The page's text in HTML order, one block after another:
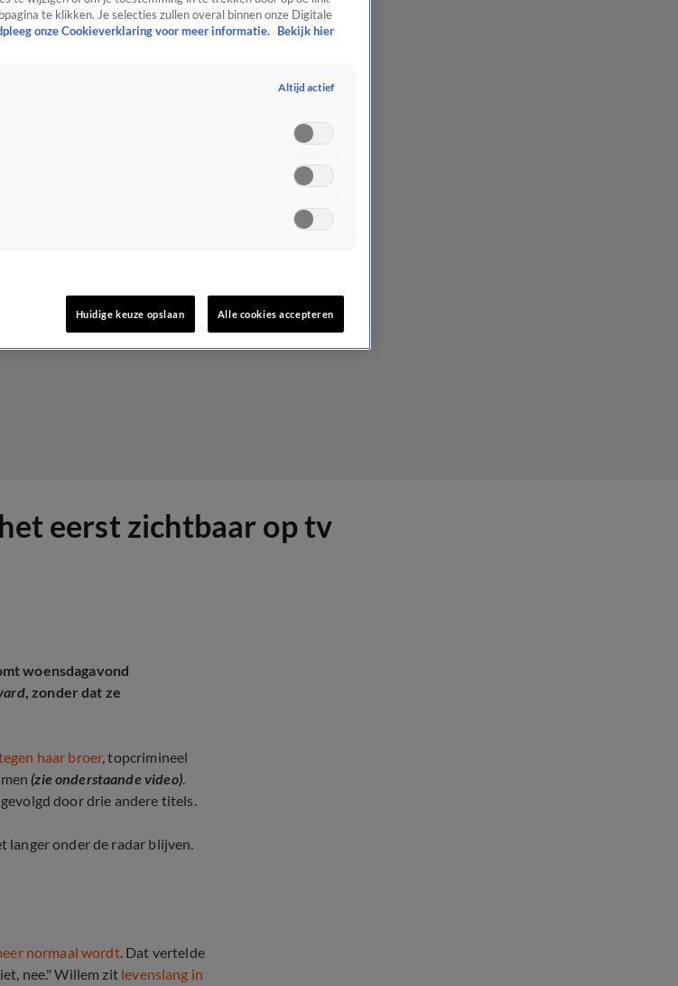
eerst zichtbaar op tv
woensdagavond
, zonder dat ze
haar broer, topcrimineel
(zie onderstaande video).
gevolgd door drie andere titels.
langer onder de radar blijven.
normaal wordt. Dat vertelde
nee." Willem zit levenslang in
te klikken. Je selecties zullen overal binnen onze Digitale
onze Cookieverklaring voor meer informatie.
Bekijk hier
Altijd actief
Huidige keuze opslaan Alle cookies accepteren